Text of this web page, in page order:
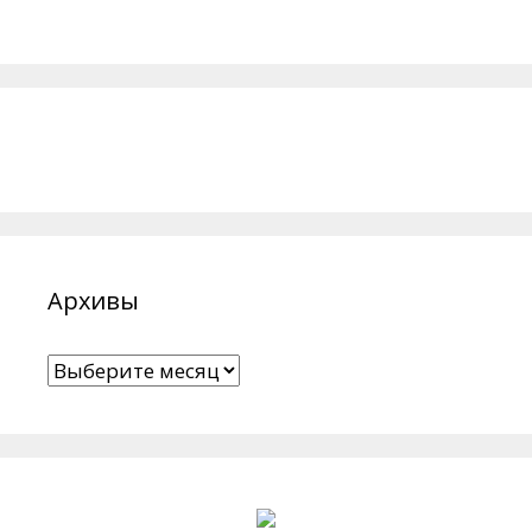
Архивы
Архивы